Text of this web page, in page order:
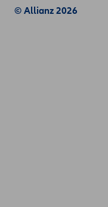
© Allianz 2026